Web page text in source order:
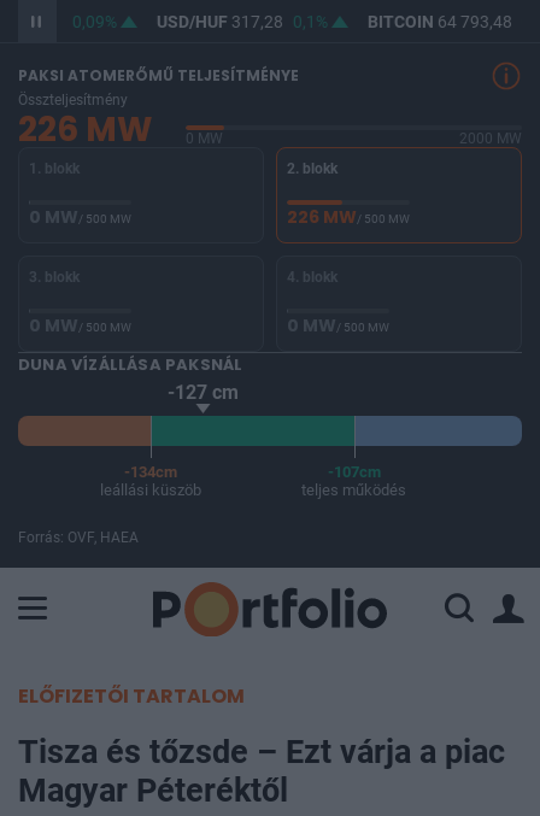
365,73 0,09% USD/HUF317,28 0,1% BITCOIN64 793,48
PAKSI ATOMERŐMŰ TELJESÍTMÉNYE
Összteljesítmény
226 MW 0 MW
2000 MW
1. blokk
0 MW/ 500 MW
2. blokk
226 MW/ 500 MW
3. blokk
0 MW/ 500 MW
4. blokk
0 MW/ 500 MW
DUNA VÍZÁLLÁSA PAKSNÁL
-127 cm
-134cm
leállási küszöb
-107cm
teljes működés
Forrás: OVF, HAEA
ELŐFIZETŐI TARTALOM
Tisza és tőzsde – Ezt várja a piac
Magyar Péteréktől